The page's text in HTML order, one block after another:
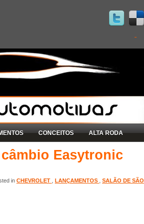
CONCEITOS ALTA RODA
Easytronic
in CHEVROLET LANÇAMENTOS
SALÃO DE SÃO